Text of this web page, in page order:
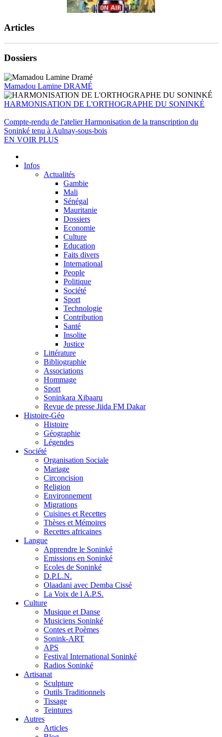
Articles
Dossiers
Mamadou Lamine DRAMÉ
HARMONISATION DE L'ORTHOGRAPHE DU SONINKÉ
Compte-rendu de l'atelier Harmonisation de la transcription du
Soninké tenu à Aulnay-sous-bois
EN VOIR PLUS
Infos
Actualités
Gambie
Mali
Sénégal
Mauritanie
Dossiers
Economie
Culture
Education
Faits divers
International
People
Politique
Société
Sport
Technologie
Contribution
Santé
Insolite
Justice
Littérature
Bibliographie
Associations
Hommage
Sport
Soninkara Xibaaru
Revue de presse Jiida FM Dakar
Histoire-Géo
Histoire
Géographie
Légendes
Société
Organisation Sociale
Mariage
Circoncision
Religion
Environnement
Migrations
Cuisines et Recettes
Thèses et Mémoires
Recettes africaines
Langue
Apprendre le Soninké
Emissions en Soninké
Ecoles de Soninké
D.P.L.N.
Olaadani avec Demba Cissé
La Voix de l A.P.S.
Culture
Musique et Danse
Musiciens Soninké
Contes et Poèmes
Sonink-ART
APS
Festival International Soninké
Radios Soninké
Artisanat
Sculpture
Outils Traditionnels
Tissage
Teintures
Autres
Articles